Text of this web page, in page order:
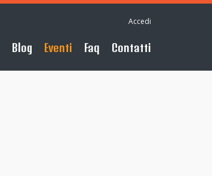
Accedi
Blog Eventi Faq Contatti